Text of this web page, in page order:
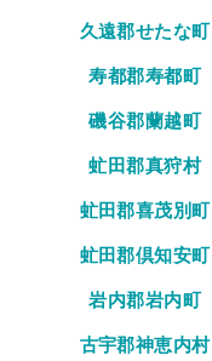
久遠郡せたな町
寿都郡寿都町
磯谷郡蘭越町
虻田郡真狩村
虻田郡喜茂別町
虻田郡倶知安町
岩内郡岩内町
古宇郡神恵内村